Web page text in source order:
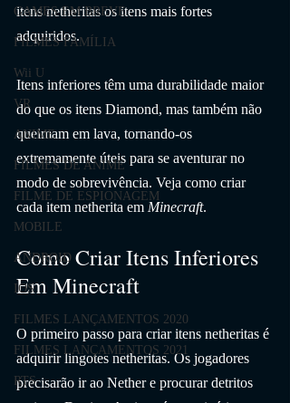
GAMES EM BREVE
FILMES FAMÍLIA
Wii U
VR
ANIME
FILMES DE ANIME
FILME DE ESPIONAGEM
MOBILE
ANDROID
IOS
FILMES LANÇAMENTOS 2020
FILMES LANÇAMENTOS 2021
RTS
itens netheritas os itens mais fortes
adquiridos.
Itens inferiores têm uma durabilidade maior
do que os itens Diamond, mas também não
queimam em lava, tornando-os
extremamente úteis para se aventurar no
modo de sobrevivência. Veja como criar
cada item netherita em Minecraft.
Como Criar Itens Inferiores
Em Minecraft
O primeiro passo para criar itens netheritas é
adquirir lingotes netheritas. Os jogadores
precisarão ir ao Nether e procurar detritos